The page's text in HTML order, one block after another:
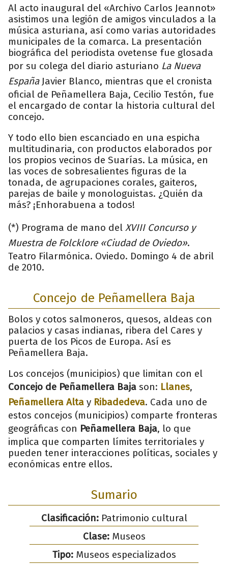
Al acto inaugural del «Archivo Carlos Jeannot»
asistimos una legión de amigos vinculados a la
música asturiana, así como varias autoridades
municipales de la comarca. La presentación
biográfica del periodista ovetense fue glosada
por su colega del diario asturiano La Nueva
EspañaJavier Blanco, mientras que el cronista
oficial de Peñamellera Baja, Cecilio Testón, fue
el encargado de contar la historia cultural del
concejo.
Y todo ello bien escanciado en una espicha
multitudinaria, con productos elaborados por
los propios vecinos de Suarías. La música, en
las voces de sobresalientes figuras de la
tonada, de agrupaciones corales, gaiteros,
parejas de baile y monologuistas. ¿Quién da
más? ¡Enhorabuena a todos!
(*) Programa de mano del XVIII Concurso y
Muestra de Folcklore «Ciudad de Oviedo».
Teatro Filarmónica. Oviedo. Domingo 4 de abril
de 2010.
Concejo de Peñamellera Baja
Bolos y cotos salmoneros, quesos, aldeas con
palacios y casas indianas, ribera del Cares y
puerta de los Picos de Europa. Así es
Peñamellera Baja.
Los concejos (municipios) que limitan con el
Concejo de Peñamellera Baja son: Llanes,
Peñamellera Alta y Ribadedeva. Cada uno de
estos concejos (municipios) comparte fronteras
geográficas con Peñamellera Baja, lo que
implica que comparten límites territoriales y
pueden tener interacciones políticas, sociales y
económicas entre ellos.
Sumario
Clasificación:Patrimonio cultural
Clase:Museos
Tipo:Museos especializados